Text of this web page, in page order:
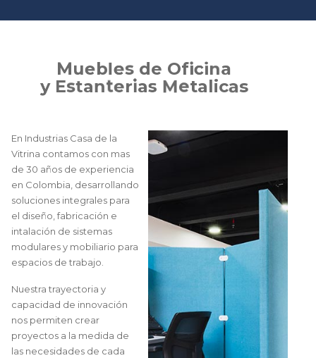
Muebles de Oficina
y Estanterias Metalicas
En Industrias Casa de la
Vitrina contamos con mas
de 30 años de experiencia
en Colombia, desarrollando
soluciones integrales para
el diseño, fabricación e
intalación de sistemas
modulares y mobiliario para
espacios de trabajo.
Nuestra trayectoria y
capacidad de innovación
nos permiten crear
proyectos a la medida de
las necesidades de cada